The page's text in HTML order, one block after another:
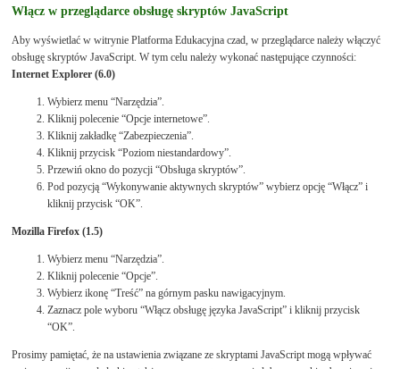
Włącz w przeglądarce obsługę skryptów JavaScript
Aby wyświetlać w witrynie Platforma Edukacyjna czad, w przeglądarce należy włączyć
obsługę skryptów JavaScript. W tym celu należy wykonać następujące czynności:
Internet Explorer (6.0)
Wybierz menu “Narzędzia”.
Kliknij polecenie “Opcje internetowe”.
Kliknij zakładkę “Zabezpieczenia”.
Kliknij przycisk “Poziom niestandardowy”.
Przewiń okno do pozycji “Obsługa skryptów”.
Pod pozycją “Wykonywanie aktywnych skryptów” wybierz opcję “Włącz” i
kliknij przycisk “OK”.
Mozilla Firefox (1.5)
Wybierz menu “Narzędzia”.
Kliknij polecenie “Opcje”.
Wybierz ikonę “Treść” na górnym pasku nawigacyjnym.
Zaznacz pole wyboru “Włącz obsługę języka JavaScript” i kliknij przycisk
“OK”.
Prosimy pamiętać, że na ustawienia związane ze skryptami JavaScript mogą wpływać